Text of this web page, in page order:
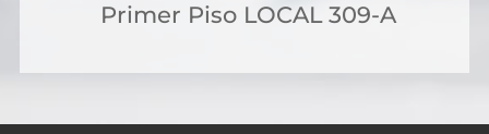
Primer Piso LOCAL 309-A